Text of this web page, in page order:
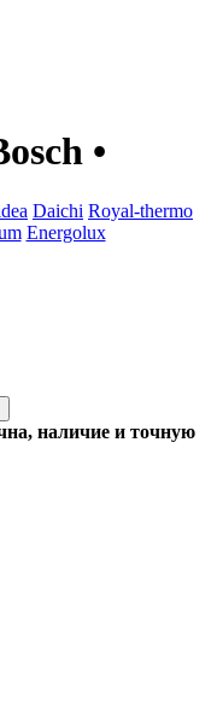
•
Daichi Royal-thermo
Energolux
наличие и точную